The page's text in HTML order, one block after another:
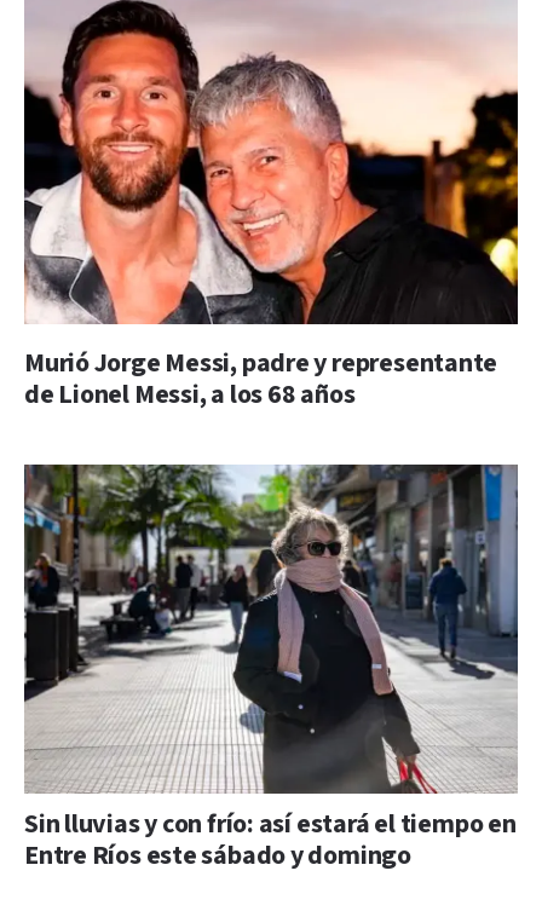
Murió Jorge Messi, padre y representante
de Lionel Messi, a los 68 años
Sin lluvias y con frío: así estará el tiempo en
Entre Ríos este sábado y domingo